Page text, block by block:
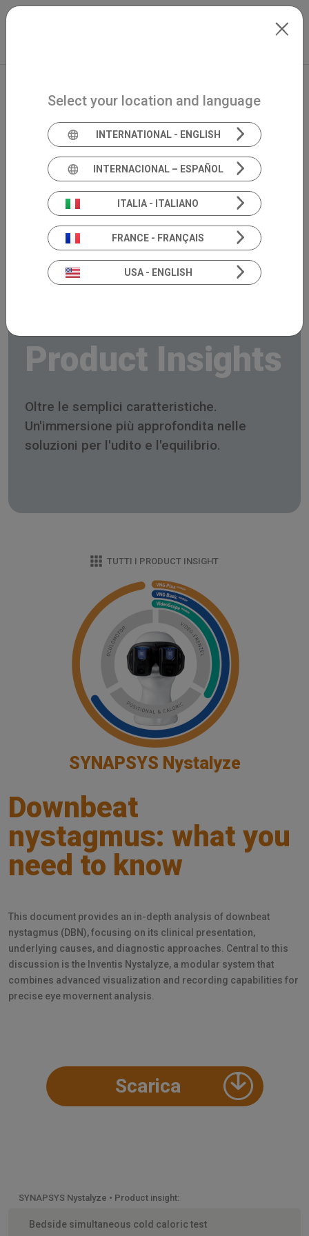
Skip to main content
Product Insights
Oltre le semplici caratteristiche.
Un'immersione più approfondita nelle
soluzioni per l'udito e l'equilibrio.
TUTTI I PRODUCT INSIGHT
SYNAPSYS Nystalyze
Downbeat
nystagmus: what you
need to know
This document provides an in-depth analysis of downbeat
nystagmus (DBN), focusing on its clinical presentation,
underlying causes, and diagnostic approaches. Central to this
discussion is the Inventis Nystalyze, a modular system that
combines advanced visualization and recording capabilities for
precise eye movernent analysis.
Scarica
SYNAPSYS Nystalyze • Product insight:
Bedside simultaneous cold caloric test
Select your location and language
INTERNATIONAL - ENGLISH
INTERNACIONAL – ESPAÑOL
ITALIA - ITALIANO
FRANCE - FRANÇAIS
USA - ENGLISH